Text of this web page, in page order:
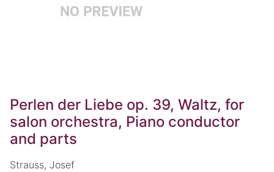
Perlen der Liebe op. 39, Waltz, for
salon orchestra, Piano conductor
and parts
Strauss, Josef